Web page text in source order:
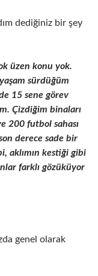
dediğiniz bir şey
üzen konu yok.
sürdüğüm
15 sene görev
Çizdiğim binaları
200 futbol sahası
derece sade bir
aklımın kestiği gibi
farklı gözüküyor
genel olarak